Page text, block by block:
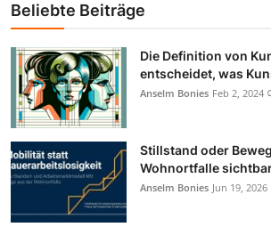
Beliebte Beiträge
Die Definition von
entscheidet, was
Anselm Bonies Feb 2, 2024
Stillstand oder
Wohnortfalle
Anselm Bonies Jun 19, 2026